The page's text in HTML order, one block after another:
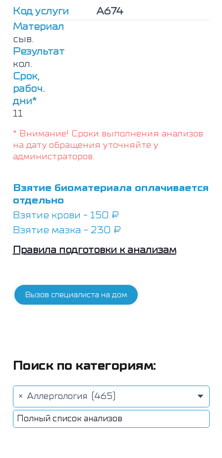
Код услуги
А674
Материал
сыв.
Результат
кол.
Срок,
рабоч.
дни*
11
* Внимание! Сроки выполнения анализов
на дату обращения уточняйте у
администраторов.
Взятие биоматериала оплачивается
отдельно
Взятие крови - 150 ₽
Взятие мазка - 230 ₽
Правила подготовки к анализам
Вызов специалиста на дом
d2
Поиск по категориям:
× Аллергология (465)
Полный список анализов